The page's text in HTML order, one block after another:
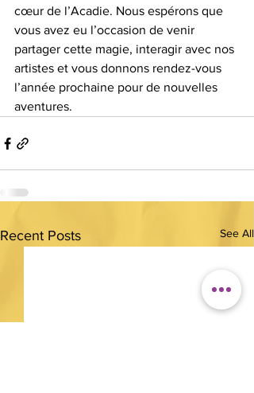
cœur de l’Acadie. Nous espérons que
vous avez eu l’occasion de venir
partager cette magie, interagir avec nos
artistes et vous donnons rendez-vous
l’année prochaine pour de nouvelles
aventures.
Recent Posts See All